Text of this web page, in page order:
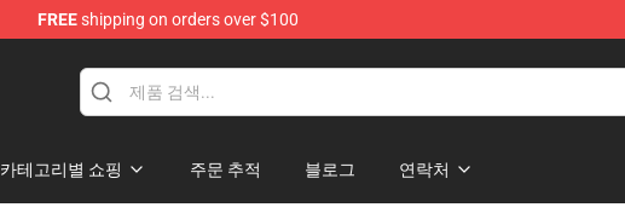
FREEshipping on orders over $100
카테고리별 쇼핑 주문 추적 블로그 연락처